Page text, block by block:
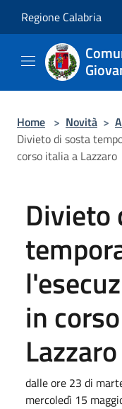
Regione Calabria
Home > Novità >
Divieto di sosta
corso italia a Lazzaro
Divieto
in
Lazzaro
dalle ore 23 di
mercoledì 15